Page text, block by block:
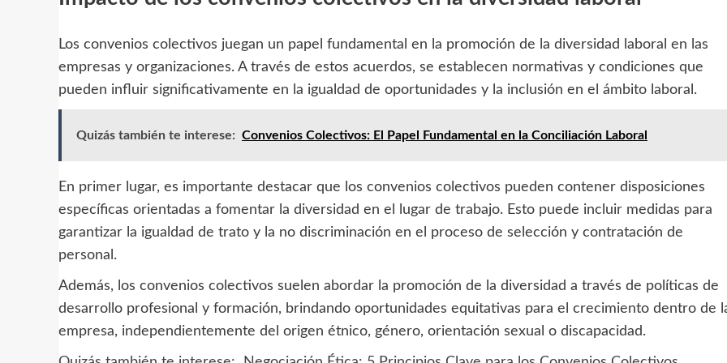
Los convenios colectivos juegan un papel fundamental en la promoción de la diversidad laboral en las
empresas y organizaciones. A través de estos acuerdos, se establecen normativas y condiciones que
pueden influir significativamente en la igualdad de oportunidades y la inclusión en el ámbito laboral.
Quizás también te interese: Convenios Colectivos: El Papel Fundamental en la Conciliación Laboral
En primer lugar, es importante destacar que los convenios colectivos pueden contener disposiciones
específicas orientadas a fomentar la diversidad en el lugar de trabajo. Esto puede incluir medidas para
garantizar la igualdad de trato y la no discriminación en el proceso de selección y contratación de
personal.
Además, los convenios colectivos suelen abordar la promoción de la diversidad a través de políticas de
desarrollo profesional y formación, brindando oportunidades equitativas para el crecimiento dentro de
empresa, independientemente del origen étnico, género, orientación sexual o discapacidad.